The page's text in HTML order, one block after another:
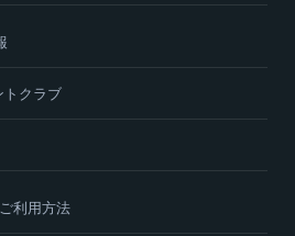
トクラブ
利用方法